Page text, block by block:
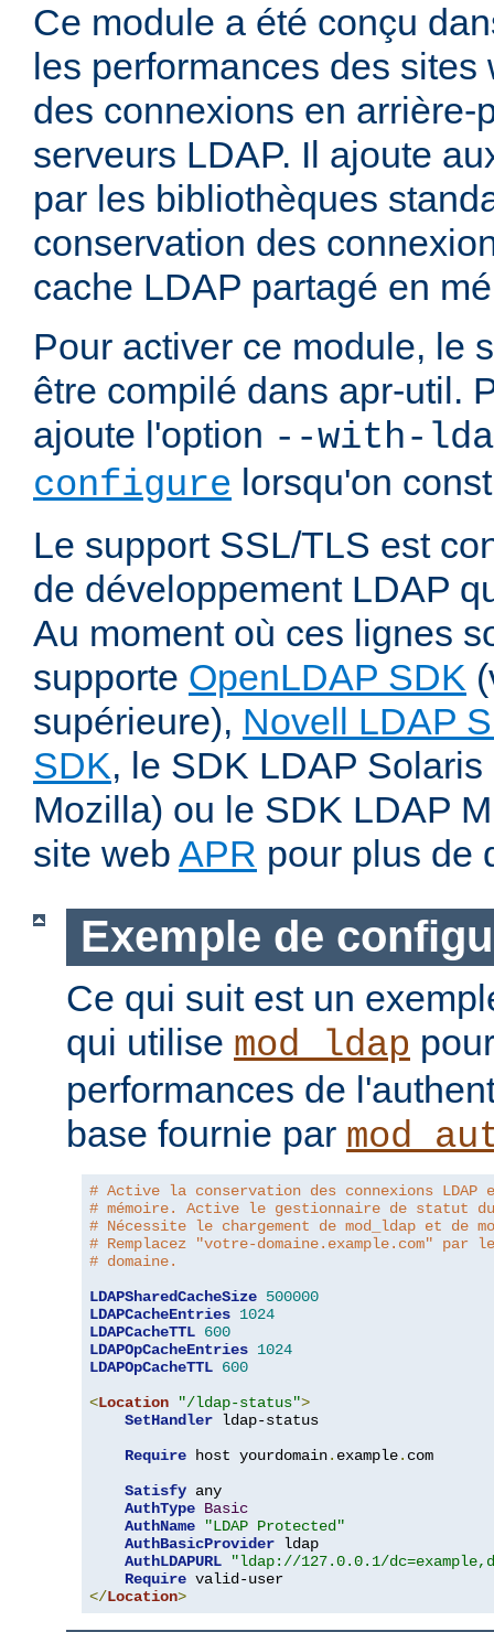
Ce module a été conçu
les performances des
des connexions en arrière-
serveurs LDAP. Il ajoute
par les bibliothèques
conservation des
cache LDAP partagé en
Pour activer ce module, le
être compilé dans apr-util.
ajoute l'option --with-
configure lorsqu'on
Le support SSL/TLS est
de développement LDAP
Au moment où ces lignes
supporte OpenLDAP SDK
supérieure), Novell LDAP
SDK, le SDK LDAP
Mozilla) ou le SDK LDAP
site web APR pour plus de
Exemple de
Ce qui suit est un
qui utilise mod_ldap
performances de
base fournie par
# Active la conservation des connexions LDAP
# mémoire. Active le gestionnaire de statut du
# Nécessite le chargement de mod_ldap et de
# Remplacez "votre-domaine.example.com" par
# domaine.
LDAPSharedCacheSize 500000
LDAPCacheEntries 1024
LDAPCacheTTL 600
LDAPOpCacheEntries 1024
LDAPOpCacheTTL 600
<Location "/ldap-status">
SetHandler ldap-status
Require host yourdomain. example. com
Satisfy any
AuthType Basic
AuthName
"LDAP Protected"
AuthBasicProvider ldap
AuthLDAPURL
"ldap://127.0.0.1/
Require
</Location>